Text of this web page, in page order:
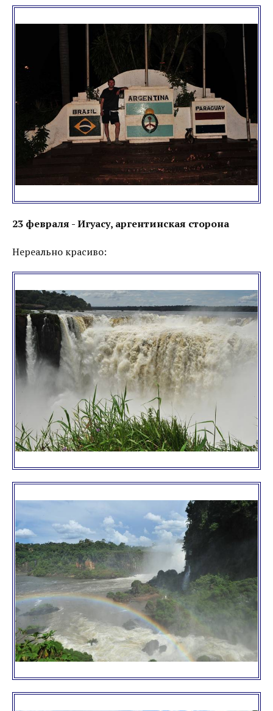
23 февраля - Игуасу, аргентинская сторона
Нереально красиво: